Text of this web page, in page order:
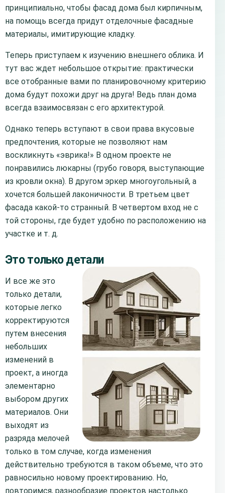
принципиально, чтобы фасад дома был кирпичным,
на помощь всегда придут отделочные фасадные
материалы, имитирующие кладку.
Теперь приступаем к изучению внешнего облика. И
тут вас ждет небольшое открытие: практически
все отобранные вами по планировочному критерию
дома будут похожи друг на друга! Ведь план дома
всегда взаимосвязан с его архитектурой.
Однако теперь вступают в свои права вкусовые
предпочтения, которые не позволяют нам
воскликнуть «эврика!» В одном проекте не
понравились люкарны (грубо говоря, выступающие
из кровли окна). В другом эркер многоугольный, а
хочется большей лаконичности. В третьем цвет
фасада какой-то странный. В четвертом вход не с
той стороны, где будет удобно по расположению на
участке и т. д.
Это только детали
И все же это
только детали,
которые легко
корректируются
путем внесения
небольших
изменений в
проект, а иногда
элементарно
выбором других
материалов. Они
выходят из
разряда мелочей
только в том случае, когда изменения
действительно требуются в таком объеме, что это
равносильно новому проектированию. Но,
повторимся, разнообразие проектов настолько